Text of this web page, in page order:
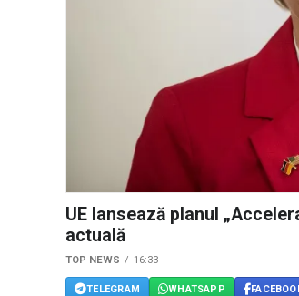
UE lansează planul
actuală
TOP NEWS 16:33
TELEGRAM WHATSAPP